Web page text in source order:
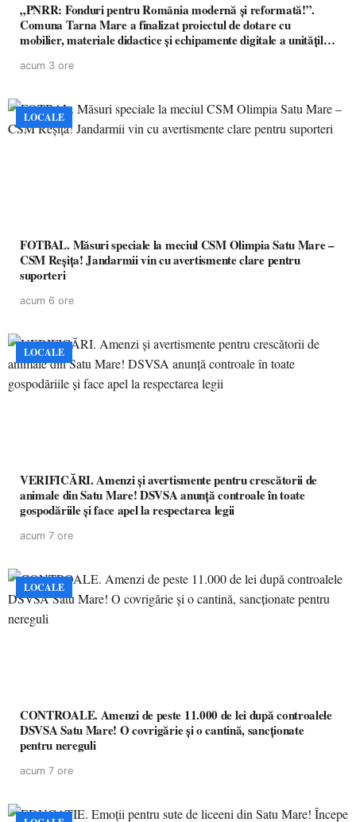
„PNRR: Fonduri pentru România modernă și reformată!”.
Comuna Tarna Mare a finalizat proiectul de dotare cu
mobilier, materiale didactice și echipamente digitale a unităților
acum 3 ore
LOCALE
FOTBAL. Măsuri speciale la meciul CSM Olimpia Satu Mare –
CSM Reșița! Jandarmii vin cu avertismente clare pentru
suporteri
acum 6 ore
LOCALE
VERIFICĂRI. Amenzi și avertismente pentru crescătorii de
animale din Satu Mare! DSVSA anunță controale în toate
gospodăriile și face apel la respectarea legii
acum 7 ore
LOCALE
CONTROALE. Amenzi de peste 11.000 de lei după controalele
DSVSA Satu Mare! O covrigărie și o cantină, sancționate
pentru nereguli
acum 7 ore